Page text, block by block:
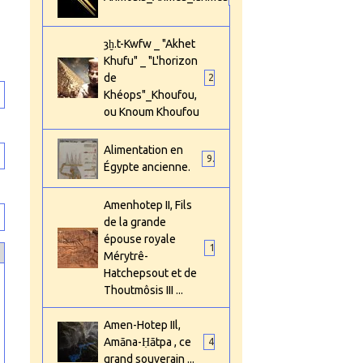
ȝḫ.t-Kwfw _ "Akhet
Khufu" _ "L'horizon
de
Khéops"_Khoufou,
ou Knoum Khoufou
Alimentation en
Égypte ancienne.
9
Amenhotep II, Fils
de la grande
épouse royale
Mérytrê-
Hatchepsout et de
Thoutmôsis III ...
Amen-Hotep IIl,
Amāna-Ḥātpa , ce
grand souverain ...
4